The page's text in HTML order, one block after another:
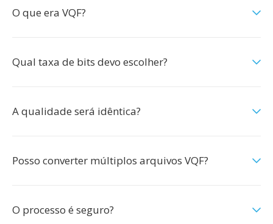
O que era VQF?
Qual taxa de bits devo escolher?
A qualidade será idêntica?
Posso converter múltiplos arquivos VQF?
O processo é seguro?